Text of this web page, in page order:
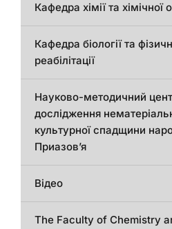
Кафедра хімії та хімічної
Кафедра біології та
реабілітації
Науково-методичний
дослідження
культурної спадщини
Приазов’я
Відео
The Faculty of Chemistry